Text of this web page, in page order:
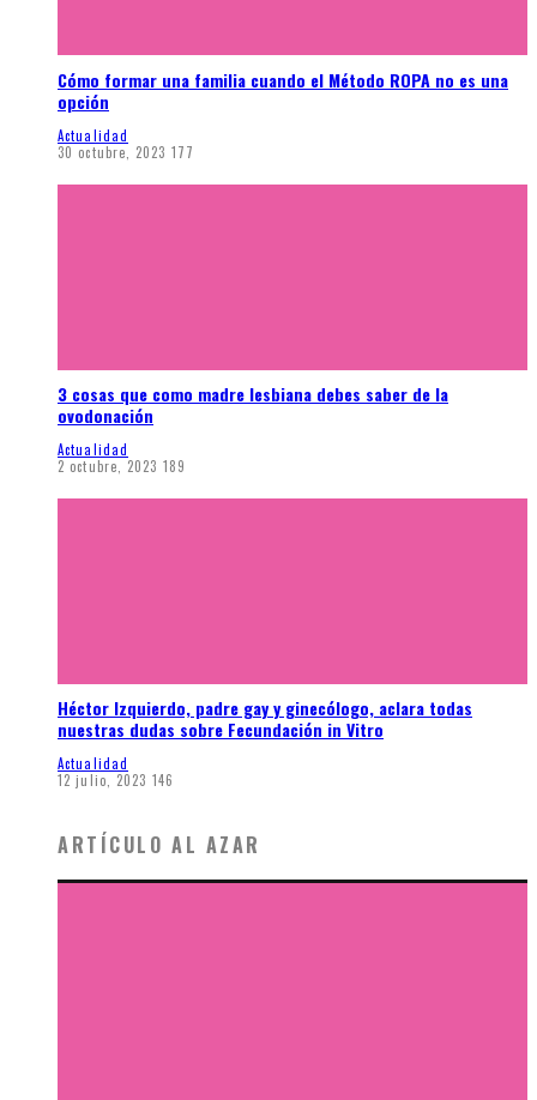
Cómo formar una familia cuando el Método ROPA no es una
opción
Actualidad
30 octubre, 2023 177
3 cosas que como madre lesbiana debes saber de la
ovodonación
Actualidad
2 octubre, 2023 189
Héctor Izquierdo, padre gay y ginecólogo, aclara todas
nuestras dudas sobre Fecundación in Vitro
Actualidad
12 julio, 2023 146
ARTÍCULO AL AZAR